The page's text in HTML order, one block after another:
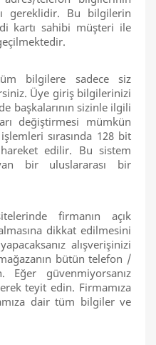
gereklidir. Bu bilgilerin
kartı sahibi müşteri ile
bilgilere sadece siz
Üye giriş bilgilerinizi
başkalarının sizinle ilgili
değiştirmesi mümkün
sırasında 128 bit
edilir. Bu sistem
bir uluslararası bir
firmanın açık
dikkat edilmesini
alışverişinizi
bütün telefon /
güvenmiyorsanız
teyit edin. Firmamıza
dair tüm bilgiler ve